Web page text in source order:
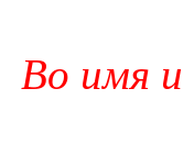
Во имя и